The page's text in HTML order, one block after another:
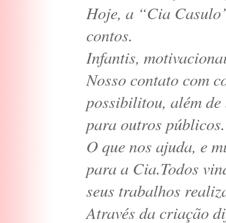
Hoje, a “Cia
contos.
Infantis,
Nosso contato com
possibilitou, além
para outros
O que nos ajuda, e
para a Cia.Todos
seus trabalhos
Através da criação